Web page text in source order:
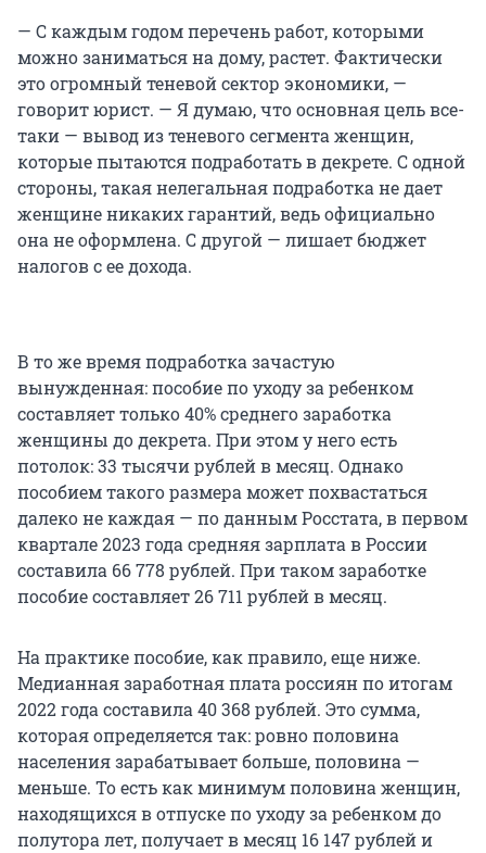
— С каждым годом перечень работ, которыми
можно заниматься на дому, растет. Фактически
это огромный теневой сектор экономики, —
говорит юрист. — Я думаю, что основная цель все-
таки — вывод из теневого сегмента женщин,
которые пытаются подработать в декрете. С одной
стороны, такая нелегальная подработка не дает
женщине никаких гарантий, ведь официально
она не оформлена. С другой — лишает бюджет
налогов с ее дохода.
В то же время подработка зачастую
вынужденная: пособие по уходу за ребенком
составляет только 40% среднего заработка
женщины до декрета. При этом у него есть
потолок: 33 тысячи рублей в месяц. Однако
пособием такого размера может похвастаться
далеко не каждая — по данным Росстата, в первом
квартале 2023 года средняя зарплата в России
составила 66 778 рублей. При таком заработке
пособие составляет 26 711 рублей в месяц.
На практике пособие, как правило, еще ниже.
Медианная заработная плата россиян по итогам
2022 года составила 40 368 рублей. Это сумма,
которая определяется так: ровно половина
населения зарабатывает больше, половина —
меньше. То есть как минимум половина женщин,
находящихся в отпуске по уходу за ребенком до
полутора лет, получает в месяц 16 147 рублей и